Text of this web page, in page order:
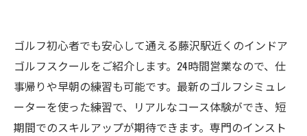
ゴルフ初心者でも安心して通える藤沢駅近くのインドア
ゴルフスクールをご紹介します。24時間営業なので、仕
事帰りや早朝の練習も可能です。最新のゴルフシミュレ
ーターを使った練習で、リアルなコース体験ができ、短
期間でのスキルアップが期待できます。専門のインスト